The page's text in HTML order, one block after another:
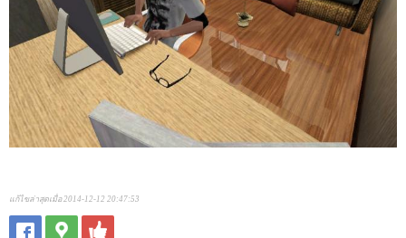
แก้ไขล่าสุดเมื่อ 2014-12-12 20:47:53